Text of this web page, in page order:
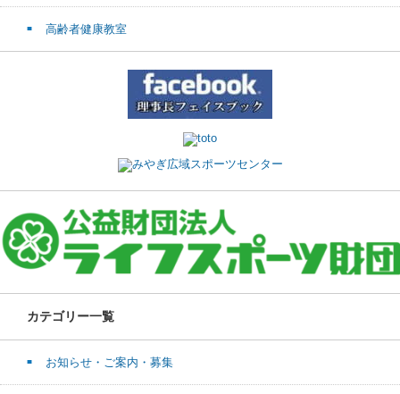
高齢者健康教室
カテゴリー一覧
お知らせ・ご案内・募集